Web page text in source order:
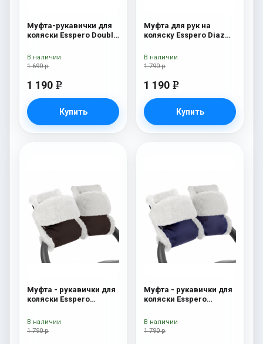
Муфта-рукавички для
коляски Esspero Double
Blue Mountain
1 690 р
1 190 e
Купить
В наличии
Муфта для рук на
коляску Esspero Diaz
Blue Mountain
1 790 р
1 190 e
Купить
В наличии
Муфта - рукавички для
коляски Esspero
шерсть) Chocolat
1 790 р
В наличии
Муфта - рукавички для
коляски Esspero
шерсть) Navy
1 790 р
В наличии